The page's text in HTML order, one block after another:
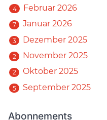
4 Februar 2026
7 Januar 2026
3 Dezember 2025
2 November 2025
2 Oktober 2025
5 September 2025
Abonnements